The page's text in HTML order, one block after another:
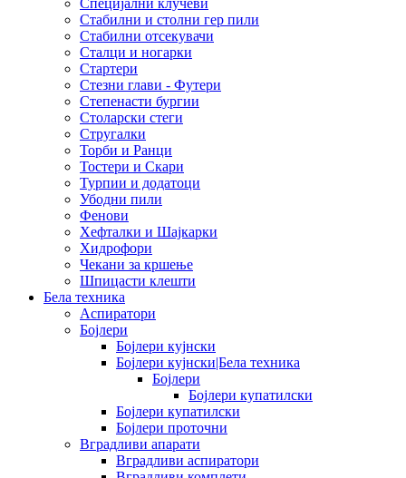
Стабилни и столни гер пили
Стабилни отсекувачи
Сталци и ногарки
Стартери
Стезни глави - Футери
Степенасти бургии
Столарски стеги
Стругалки
Торби и Ранци
Тостери и Скари
Турпии и додатоци
Убодни пили
Фенови
Хефталки и Шајкарки
Хидрофори
Чекани за кршење
Шпицасти клешти
Бела техника
Аспиратори
Бојлери
Бојлери кујнски
Бојлери кујнски|Бела техника
Бојлери
Бојлери купатилски
Бојлери купатилски
Бојлери проточни
Вградливи апарати
Вградливи аспиратори